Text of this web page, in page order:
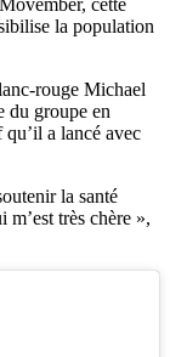
la population
rouge Michael
du groupe en
a lancé avec
la santé
m’est très chère »,